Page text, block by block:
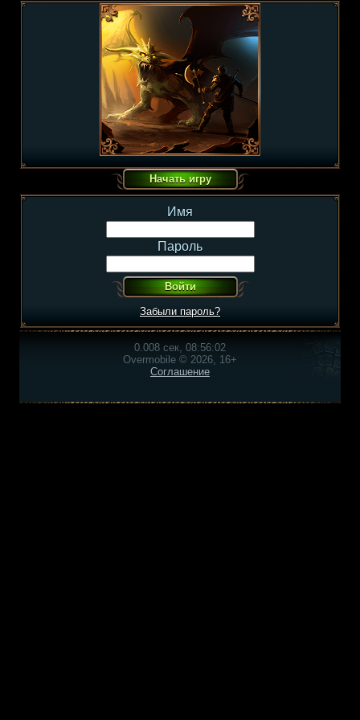
Имя
Пароль
Забыли пароль?
0.008 сек, 08:56:02
Overmobile © 2026, 16+
Соглашение